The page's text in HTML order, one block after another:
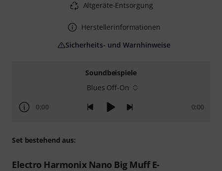
Soundbeispiele
Blues Off-On
0:00 0:00
Set bestehend aus:
Electro Harmonix Nano Big Muff E-
Altgeräte-Entsorgung
Herstellerinformationen
Sicherheits- und Warnhinweise